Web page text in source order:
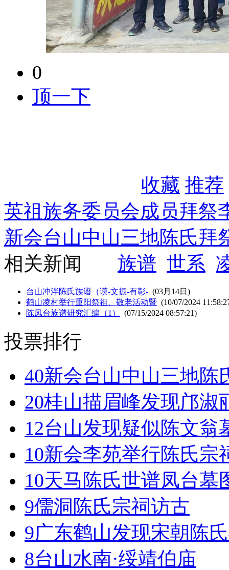
0
顶一下
收藏 推荐
英祖族务委员会成员拜祭
新会台山中山三地陈氏拜
相关新闻
族谱 世系
台山冲泮陈氏族谱（谟-文振-有彰- (03月14日)
鹤山凌村举行重阳祭祖、敬老活动暨 (10/07/2024
陈凤台族谱研究汇编（1）
(07/15/2024 08:57:21)
投票排行
40新会台山中山三地陈
20桂山描眉峰发现邝淑
12台山发现疑似陈文翁
10新会李苑举行陈氏宗
10天马陈氏世谱凤台墓
9儒洞陈氏宗祠访古
9广东鹤山发现宋朝陈
8台山水南·绥靖伯庙